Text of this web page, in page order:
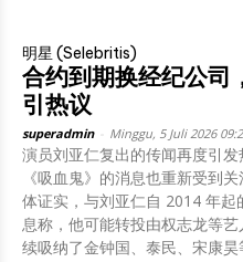
明星 (Selebritis)
合约到期换经纪公司
引热议
superadmin Minggu, 5 Juli 2026
演员刘亚仁复出的传闻再度引
《吸血鬼》的消息也重新受到关注。 本周二，经纪公司
体证实，与刘亚仁自 2014 年
息称，他可能转投由权志龙等
续吸纳了金钟国、泰民、宋康昊等